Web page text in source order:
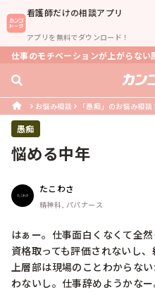
看護師だけの相談アプリ
アプリを無料でダウンロード！
仕事のモチベーションが上がらない
お悩み相談 「愚痴」のお悩み相談
愚痴
悩める中年
たこわさ
精神科, パパナース
はぁー。仕事面白くなくて全然
資格取っても評価されないし、
上層部は現場のことわからな
わないし。仕事辞めようかなー